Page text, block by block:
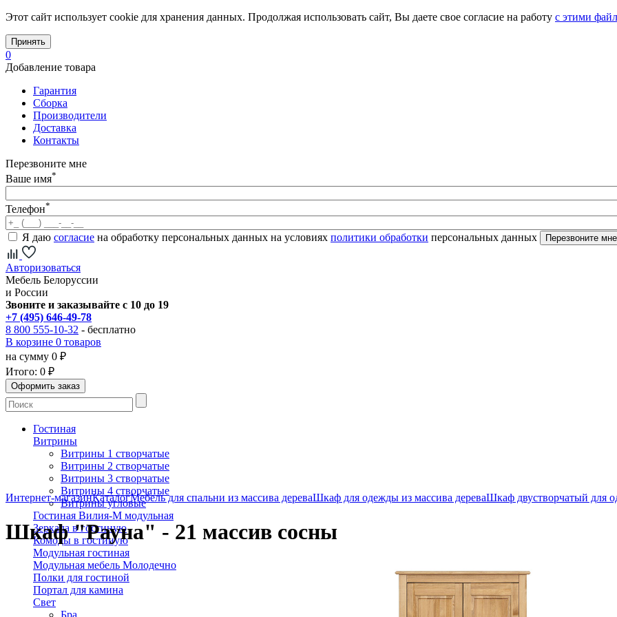
Этот сайт использует cookie для хранения данных. Продолжая использовать сайт, Вы даете свое согласие на работу с этими
Принять
0
Добавление товара
Гарантия
Сборка
Производители
Доставка
Контакты
Перезвоните мне
Ваше имя*
Телефон*
Я даю согласие на обработку персональных данных на условиях политики обработки персональных данных
Авторизоваться
Мебель Белоруссии
и России
Звоните и заказывайте с 10 до 19
+7 (495) 646-49-78
8 800 555-10-32 - бесплатно
В корзине 0 товаров
на сумму 0 ₽
Итого: 0 ₽
Гостиная
Витрины
Витрины 1 створчатые
Витрины 2 створчатые
Витрины 3 створчатые
Витрины 4 створчатые
Витрины угловые
Гостиная Вилия-М модульная
Зеркала в гостиную
Комоды в гостиную
Модульная гостиная
Модульная мебель Молодечно
Полки для гостиной
Портал для камина
Свет
Интернет-магазинКаталогМебель для спальни из массива дереваШкаф для одежды из массива дереваШкаф двустворчатый для
Шкаф "Рауна" - 21 массив сосны